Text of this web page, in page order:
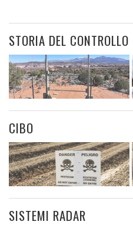
STORIA DEL
CIBO
SISTEMI RADAR